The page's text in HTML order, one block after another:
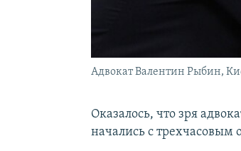
Адвокат Валентин Рыбин,
​Оказалось, что зря
начались с трехчасовым